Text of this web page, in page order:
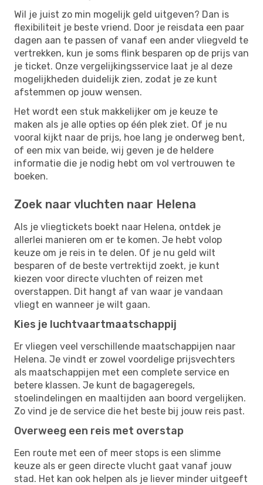
Wil je juist zo min mogelijk geld uitgeven? Dan is
flexibiliteit je beste vriend. Door je reisdata een paar
dagen aan te passen of vanaf een ander vliegveld te
vertrekken, kun je soms flink besparen op de prijs van
je ticket. Onze vergelijkingsservice laat je al deze
mogelijkheden duidelijk zien, zodat je ze kunt
afstemmen op jouw wensen.
Het wordt een stuk makkelijker om je keuze te
maken als je alle opties op één plek ziet. Of je nu
vooral kijkt naar de prijs, hoe lang je onderweg bent,
of een mix van beide, wij geven je de heldere
informatie die je nodig hebt om vol vertrouwen te
boeken.
Zoek naar vluchten naar Helena
Als je vliegtickets boekt naar Helena, ontdek je
allerlei manieren om er te komen. Je hebt volop
keuze om je reis in te delen. Of je nu geld wilt
besparen of de beste vertrektijd zoekt, je kunt
kiezen voor directe vluchten of reizen met
overstappen. Dit hangt af van waar je vandaan
vliegt en wanneer je wilt gaan.
Kies je luchtvaartmaatschappij
Er vliegen veel verschillende maatschappijen naar
Helena. Je vindt er zowel voordelige prijsvechters
als maatschappijen met een complete service en
betere klassen. Je kunt de bagageregels,
stoelindelingen en maaltijden aan boord vergelijken.
Zo vind je de service die het beste bij jouw reis past.
Overweeg een reis met overstap
Een route met een of meer stops is een slimme
keuze als er geen directe vlucht gaat vanaf jouw
stad. Het kan ook helpen als je liever minder uitgeeft